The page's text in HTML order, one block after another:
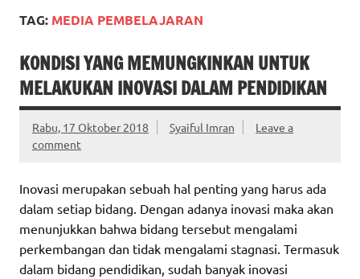
TAG: MEDIA PEMBELAJARAN
KONDISI YANG MEMUNGKINKAN UNTUK
MELAKUKAN INOVASI DALAM PENDIDIKAN
Rabu, 17 Oktober 2018 Syaiful Imran
Leave a
comment
Inovasi merupakan sebuah hal penting yang harus ada
dalam setiap bidang. Dengan adanya inovasi maka akan
menunjukkan bahwa bidang tersebut mengalami
perkembangan dan tidak mengalami stagnasi. Termasuk
dalam bidang pendidikan, sudah banyak inovasi